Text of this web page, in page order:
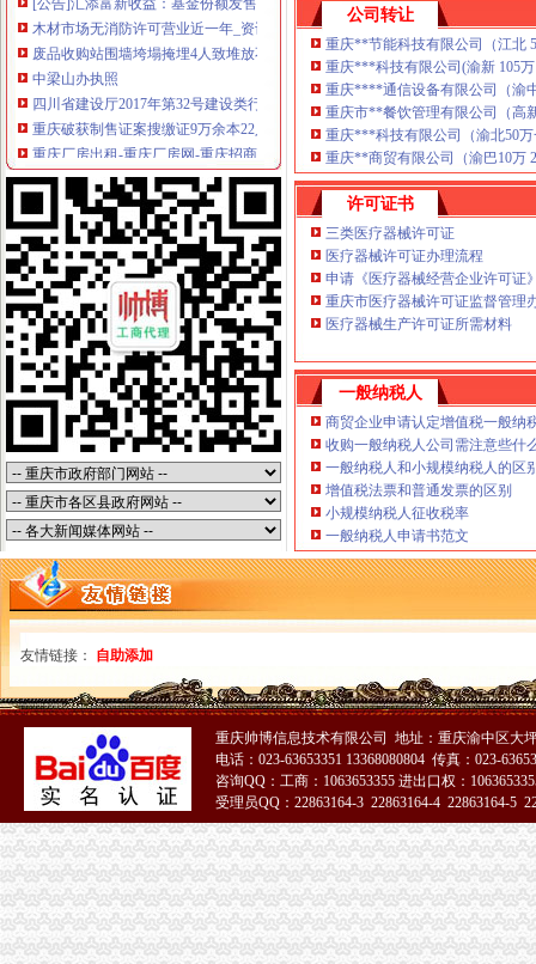
木材市场无消防许可营业近一年_资讯频道_凤凰网
废品收购站围墙垮塌掩埋4人致堆放不合标准_中国网
中梁山办执照
四川省建设厅2017年第32号建设类行政许可事项初审意见公示-迪博资
重庆破获制售证案搜缴证9万余本22人落网-河北新闻频道-长城网
重庆厂房出租-重庆厂房网-重庆招商网
台州中心港区（临海）疏港公路一期白沙至头门段工程跨海大桥BT项
【多图】金屋八区精装修一居拎包入住采光好视野无敌啊,金屋秦半
杨家坪办执照
重庆市大渡口区驰生工具厂_重庆市_大渡口区_企业在线
9成网上订餐微店涉嫌无照经营
供应代办营业执照,会计代帐,器械许可证_执照代办_商标注册_
如何找餐饮许可证代办_博通财务（在线咨询）_餐饮许可证代办_天助网
巴东县办理中央第三环保督察组交办案件况公示_中国·湖北恩施_
谢家湾办执照
关于湖北鄂州农村商业银行股份有限公司开业的批复
2014年江苏扬州市区小学施教区公布_少儿升学_无忧考网
重庆九龙坡谢家湾附近有没有专门办理手机分期付款的-谢家湾二手手
【重庆垫江县快捷酒店】重庆垫江县经济型快捷连锁酒店预订_艺龙旅
联合证券有限责任公司关于重庆建设摩托车股份有限公司重大资产购买
石桥铺办执照
社区居委会充分就业社区工作汇报材料
【重庆宽带办理】-重庆电脑/数码-今题市场通
【重庆公司注册_重庆代理记账】-重庆斗金财务咨询管理有限公司
印_国卫复审曝光台_全搜九龙坡网
【多图】新锐地带,石桥铺租房,新锐地带出租+适合办公+交通方便
石坪桥办执照
7月31日晚间上市公司公告速递_财经_中国网
渝三峡A：土地估价报告_渝三峡A(000565)_公告正文_财经_凤凰网
[发行]隆鑫通用：次公开发行A股股票招股意向书摘要-[中财网]
四川招投标网-官网-四川省招投标公共服务平台-四川招标采购信息发布
隆鑫通用动力股份有限公司次公开发行A股股票招股意向书摘要-[中
九龙坡周边办执照
大礼堂,上清寺租房,出租大礼堂车站附近精装修田园风两室一厅轻
济南商家1500-3500元房屋出租一室精装修单间别墅|济南商家1500-
重庆房价明年肯定会疯涨,现在是炒底佳时机。_重庆楼市_天涯论坛
花漾领|地理位置|花漾领周边配套与公交交通_重庆九龙坡花漾领-吉屋网
【通化二手三轮车交易市场|通化二手三轮车转让】-通化赶集网
公司转让
重庆**节能科技有限公司（江北
重庆***科技有限公司(渝新 105万
重庆****通信设备有限公司（渝
重庆市**餐饮管理有限公司（高
重庆***科技有限公司（渝北50
重庆**商贸有限公司（渝巴10万
许可证书
三类医疗器械许可证
医疗器械许可证办理流程
申请《医疗器械经营企业许可证
重庆市医疗器械许可证监督管理
医疗器械生产许可证所需材料
一般纳税人
商贸企业申请认定增值税一般纳
收购一般纳税人公司需注意些什
一般纳税人和小规模纳税人的区
增值税法票和普通发票的区别
小规模纳税人征收税率
一般纳税人申请书范文
友情链接： 自助添加
重庆帅博信息技术有限公司 地址：重庆渝中区大
电话：023-63653351 13368080804 传真：023-
咨询QQ：工商：1063653355 进出口权：
受理员QQ：22863164-3 22863164-4 22863164-5
51La